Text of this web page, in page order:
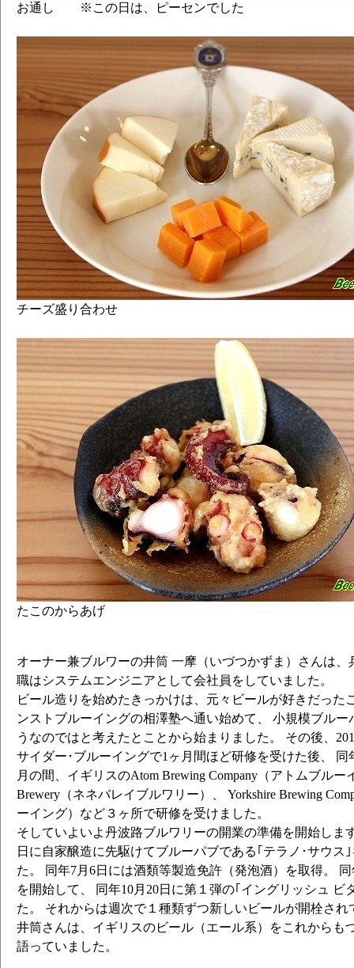
お通し ※この日は、ピーセンでした
チーズ盛り合わせ
たこのからあげ
オーナー兼ブルワーの井筒 一摩（いづつかずま）さんは
職はシステムエンジニアとして会社員をしていました。
ビール造りを始めたきっかけは、元々ビールが好きだった
ンストブルーイングの相澤塾へ通い始めて、 小規模ブル
うなのではと考えたとことから始まりました。 その後、
サイダー･ブルーイングで1ヶ月間ほど研修を受けた後、 同
月の間、イギリスのAtom Brewing Company（アトムブルー
Brewery（ネネバレイブルワリー）、 Yorkshire Brewing
ーイング）など３ヶ所で研修を受けました。
そしていよいよ丹波路ブルワリーの開業の準備を開始しま
日に自家醸造に先駆けてブルーパブである｢テラノ･サウス
た。 同年7月6日には酒類等製造免許（発泡酒）を取得。
を開始して、 同年10月20日に第１弾の｢イングリッシュ ビ
た。 それからは週次で１種類ずつ新しいビールが開栓され
井筒さんは、イギリスのビール（エール系）をこれからも
語っていました。